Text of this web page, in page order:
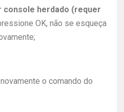
console herdado (requer
OK, não se esqueça
o comando do